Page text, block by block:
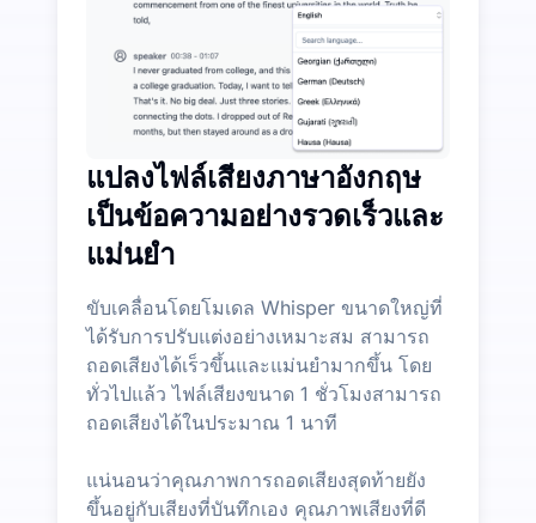
แปลงไฟล์เสียงภาษาอังกฤษ
เป็นข้อความอย่างรวดเร็วและ
แม่นยำ
ขับเคลื่อนโดยโมเดล Whisper ขนาดใหญ่ที่
ได้รับการปรับแต่งอย่างเหมาะสม สามารถ
ถอดเสียงได้เร็วขึ้นและแม่นยำมากขึ้น โดย
ทั่วไปแล้ว ไฟล์เสียงขนาด 1 ชั่วโมงสามารถ
ถอดเสียงได้ในประมาณ 1 นาที
แน่นอนว่าคุณภาพการถอดเสียงสุดท้ายยัง
ขึ้นอยู่กับเสียงที่บันทึกเอง คุณภาพเสียงที่ดี